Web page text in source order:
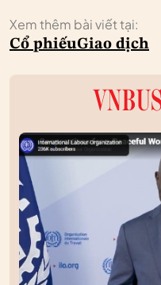
Xem thêm bài viết tại:
Cổ phiếuGiao dịch